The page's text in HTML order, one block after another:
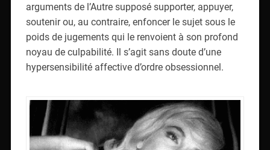
arguments de l’Autre supposé supporter, appuyer,
soutenir ou, au contraire, enfoncer le sujet sous le
poids de jugements qui le renvoient à son profond
noyau de culpabilité. Il s’agit sans doute d’une
hypersensibilité affective d’ordre obsessionnel.